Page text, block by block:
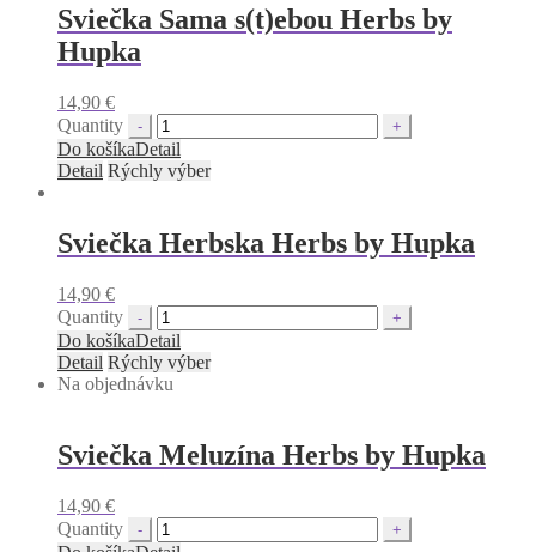
Sviečka Sama s(t)ebou Herbs by
Hupka
14,90 €
Quantity
Do košíkaDetail
Detail Rýchly výber
Sviečka Herbska Herbs by Hupka
14,90 €
Quantity
Do košíkaDetail
Detail Rýchly výber
Na objednávku
Sviečka Meluzína Herbs by Hupka
14,90 €
Quantity